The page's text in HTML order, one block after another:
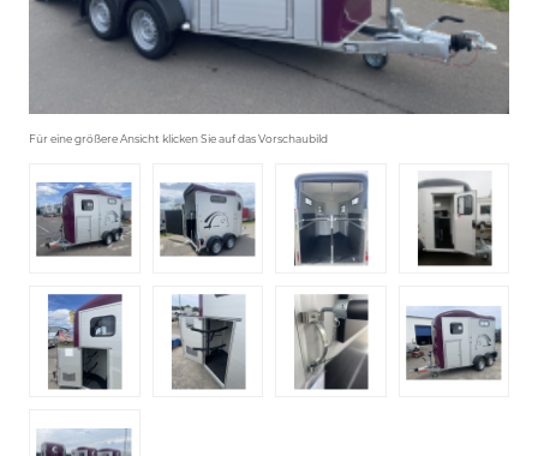
Für eine größere Ansicht klicken Sie auf das Vorschaubild